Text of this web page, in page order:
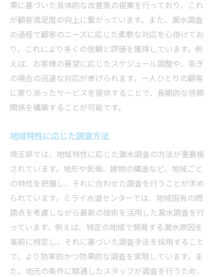
果に基づいた具体的な改善策の提案を行っており、これ
が顧客満足度の向上に繋がっています。また、漏水調査
の過程で顧客のニーズに応じた柔軟な対応を心掛けてお
り、これにより多くの信頼と評価を獲得しています。例
えば、お客様の要望に応じたスケジュール調整や、急ぎ
の場合の迅速な対応が挙げられます。一人ひとりの顧客
に寄り添ったサービスを提供することで、長期的な信頼
関係を構築することが可能です。
地域特性に応じた調査方法
埼玉県では、地域特性に応じた漏水調査の方法が重要視
されています。地形や気候、建物の構造など、地域ごと
の特性を把握し、それに合わせた調査を行うことが求め
られています。ミライ水道センターでは、地域固有の問
題点を考慮しながら最新の技術を活用した漏水調査を行
っています。例えば、特定の地域で頻発する漏水原因を
事前に特定し、それに基づいた調査手法を採用すること
で、より効率的かつ効果的な調査を実現しています。ま
た、地元の条件に精通したスタッフが調査を行うため、